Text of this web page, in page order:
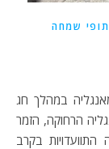
תופי שמחה
מאנגליה הרחוקה, הזמר
בקרב